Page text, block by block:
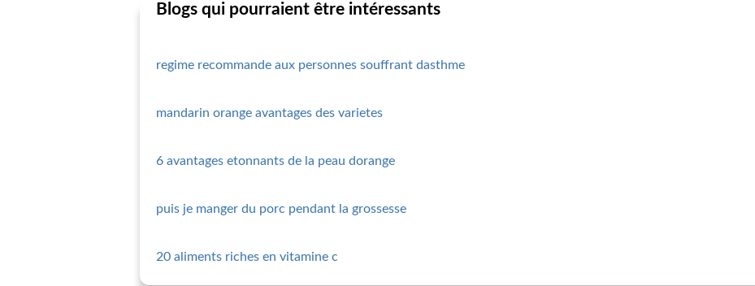
Blogs qui pourraient être intéressants
regime recommande aux personnes souffrant dasthme
mandarin orange avantages des varietes
6 avantages etonnants de la peau dorange
puis je manger du porc pendant la grossesse
20 aliments riches en vitamine c